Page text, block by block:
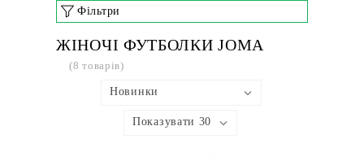
Фільтри
ЖІНОЧІ ФУТБОЛКИ JOMA
(8 товарів)
Новинки
Показувати 30